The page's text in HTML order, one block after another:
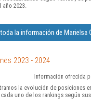
2023.
la información de Marielsa
2023 - 2024
Información ofrecida
la evolución de posiciones
uno de los rankings según